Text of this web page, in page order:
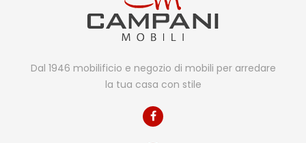
Dal 1946 mobilificio e negozio di mobili per arredare
la tua casa con stile